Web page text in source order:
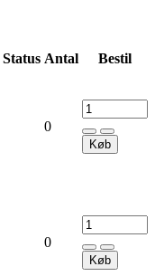
Status Antal Bestil
0
Køb
0
Køb